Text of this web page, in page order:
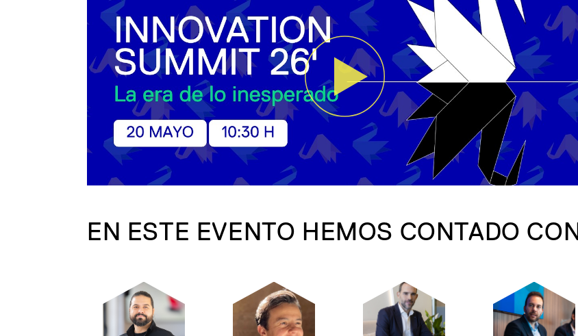
EN ESTE EVENTO HEMOS CONTADO CON